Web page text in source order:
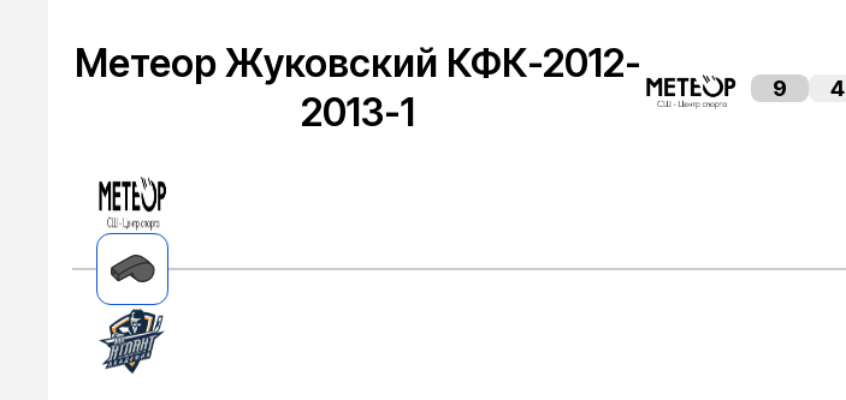
Метеор Жуковский КФК-2012-
2013-1
9 4